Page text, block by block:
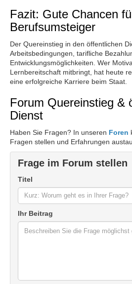
Fazit: Gute Chancen
Berufsumsteiger
Der Quereinstieg in den öffentlichen
Arbeitsbedingungen, tarifliche
Entwicklungsmöglichkeiten. Wer
Lernbereitschaft mitbringt, hat heute
eine erfolgreiche Karriere beim Staat.
Forum Quereinstieg &
Dienst
Haben Sie Fragen? In unseren Foren
Fragen stellen und Erfahrungen
Frage im Forum stellen
Titel
Ihr Beitrag